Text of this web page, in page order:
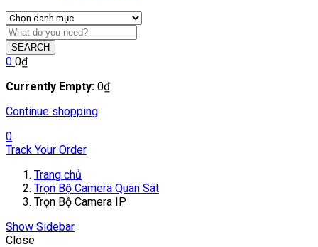
SEARCH
0 0₫
Currently Empty: 0₫
Continue shopping
0
Track Your Order
Trang chủ
Trọn Bộ Camera Quan Sát
Trọn Bộ Camera IP
Show Sidebar
Close